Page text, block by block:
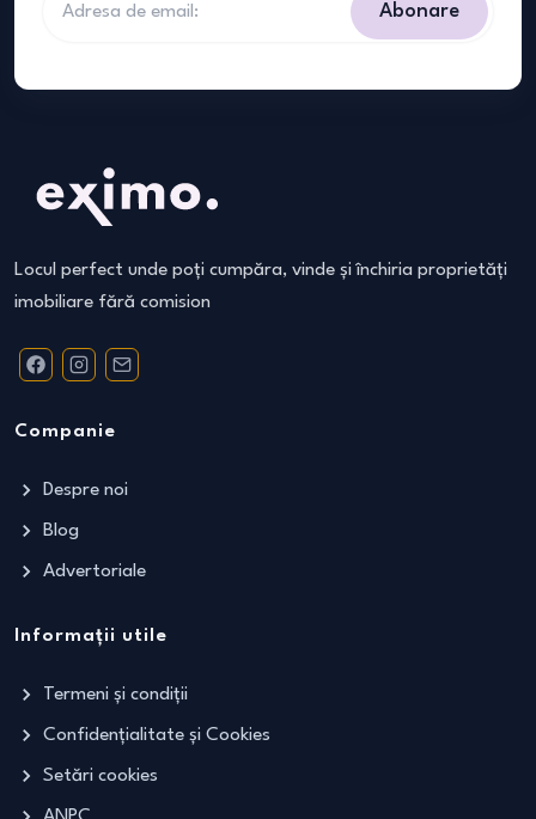
Abonare
Locul perfect unde poți cumpăra, vinde și închiria proprietăți
imobiliare fără comision
Companie
Despre noi
Blog
Advertoriale
Informații utile
Termeni și condiții
Confidențialitate și Cookies
Setări cookies